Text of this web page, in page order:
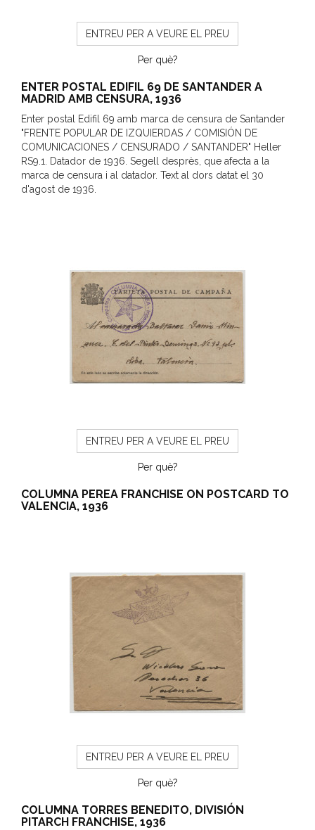
ENTREU PER A VEURE EL PREU
Per què?
ENTER POSTAL EDIFIL 69 DE SANTANDER A
MADRID AMB CENSURA, 1936
Enter postal Edifil 69 amb marca de censura de Santander
"FRENTE POPULAR DE IZQUIERDAS / COMISIÓN DE
COMUNICACIONES / CENSURADO / SANTANDER" Heller
RS9.1. Datador de 1936. Segell desprès, que afecta a la
marca de censura i al datador. Text al dors datat el 30
d'agost de 1936.
ENTREU PER A VEURE EL PREU
Per què?
COLUMNA PEREA FRANCHISE ON POSTCARD TO
VALENCIA, 1936
ENTREU PER A VEURE EL PREU
Per què?
COLUMNA TORRES BENEDITO, DIVISIÓN
PITARCH FRANCHISE, 1936